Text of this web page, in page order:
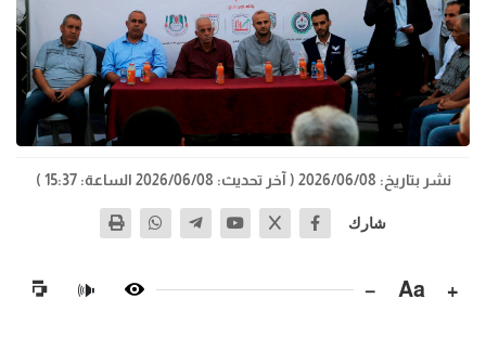
نشر بتاريخ: 2026/06/08 ( آخر تحديث: 2026/06/08 الساعة: 15:37 )
شارك
+
Aa
−
🔊